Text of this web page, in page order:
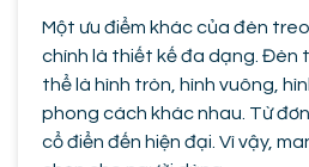
Một ưu điểm khác của đèn
chính là thiết kế đa dạng. Đèn
thể là hình tròn, hình vuông,
phong cách khác nhau. Từ
cổ điển đến hiện đại. Vì vậy,